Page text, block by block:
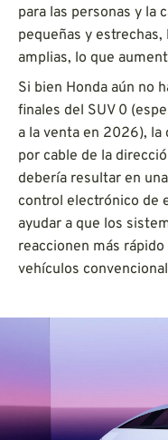
para las personas y la
pequeñas y estrechas,
amplias, lo que
Si bien Honda aún no
finales del SUV 0
a la venta en 2026), la
por cable de la
debería resultar en
control electrónico de
ayudar a que los
reaccionen más
vehículos